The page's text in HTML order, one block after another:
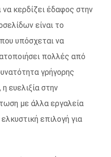
να κερδίζει έδαφος στην
είναι το
υπόσχεται να
πολλές από
γρήγορης
ευελιξία στην
με άλλα εργαλεία
επιλογή για